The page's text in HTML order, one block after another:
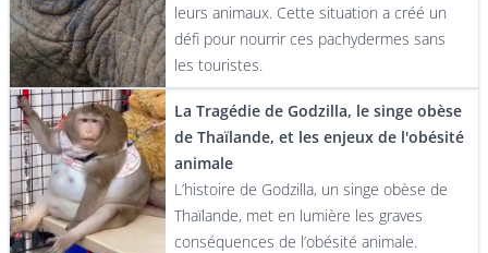
leurs animaux. Cette situation a créé un
défi pour nourrir ces pachydermes sans
les touristes.
La Tragédie de Godzilla, le singe obèse
de Thaïlande, et les enjeux de l'obésité
animale
L’histoire de Godzilla, un singe obèse de
Thaïlande, met en lumière les graves
conséquences de l’obésité animale.